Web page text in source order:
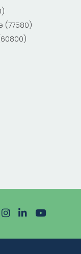
(77580)